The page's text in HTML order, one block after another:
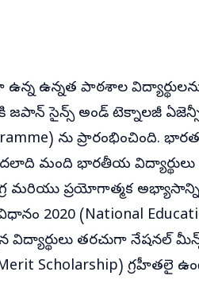
ఉన్న ఉన్నత పాఠశాల
సైన్స్ అండ్ టెక్నాలజీ ఏజెన్సీ
ను ప్రారంభించింది.
మంది భారతీయ
మరియు ప్రయోగాత్మక అభ్యాసాన్ని
2020 (National
విద్యార్థులు తరచుగా నేషనల్
Scholarship) గ్రహీతలై